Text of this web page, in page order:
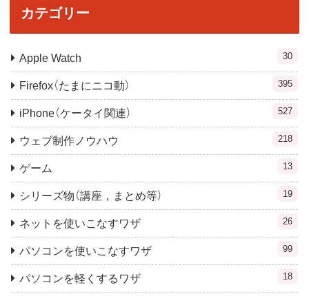
カテゴリー
Apple Watch 30
Firefox（たまにニコ動） 395
iPhone（ケータイ関連） 527
ウェブ制作ノウハウ 218
ゲーム 13
シリーズ物（講座，まとめ等） 19
ネットを使いこなすワザ 26
パソコンを使いこなすワザ 99
パソコンを軽くするワザ 18